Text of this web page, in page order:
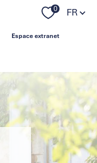
0 Langue
FR
Espace extranet